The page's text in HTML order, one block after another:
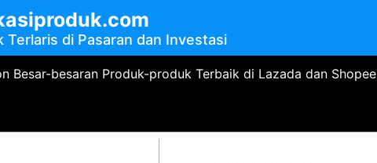
Terlaris di Pasaran dan Investasi
Besar-besaran Produk-produk Terbaik di Lazada dan Shopee